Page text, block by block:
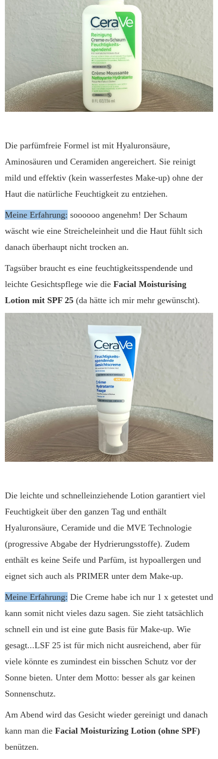
Die parfümfreie Formel ist mit Hyaluronsäure,
Aminosäuren und Ceramiden angereichert. Sie reinigt
mild und effektiv (kein wasserfestes Make-up) ohne der
Haut die natürliche Feuchtigkeit zu entziehen.
Meine Erfahrung: soooooo angenehm! Der Schaum
wäscht wie eine Streicheleinheit und die Haut fühlt sich
danach überhaupt nicht trocken an.
Tagsüber braucht es eine feuchtigkeitsspendende und
leichte Gesichtspflege wie die Facial Moisturising
Lotion mit SPF 25 (da hätte ich mir mehr gewünscht).
Die leichte und schnelleinziehende Lotion garantiert viel
Feuchtigkeit über den ganzen Tag und enthält
Hyaluronsäure, Ceramide und die MVE Technologie
(progressive Abgabe der Hydrierungsstoffe). Zudem
enthält es keine Seife und Parfüm, ist hypoallergen und
eignet sich auch als PRIMER unter dem Make-up.
Meine Erfahrung: Die Creme habe ich nur 1 x getestet und
kann somit nicht vieles dazu sagen. Sie zieht tatsächlich
schnell ein und ist eine gute Basis für Make-up. Wie
gesagt...LSF 25 ist für mich nicht ausreichend, aber für
viele könnte es zumindest ein bisschen Schutz vor der
Sonne bieten. Unter dem Motto: besser als gar keinen
Sonnenschutz.
Am Abend wird das Gesicht wieder gereinigt und danach
kann man die Facial Moisturizing Lotion (ohne SPF)
benützen.